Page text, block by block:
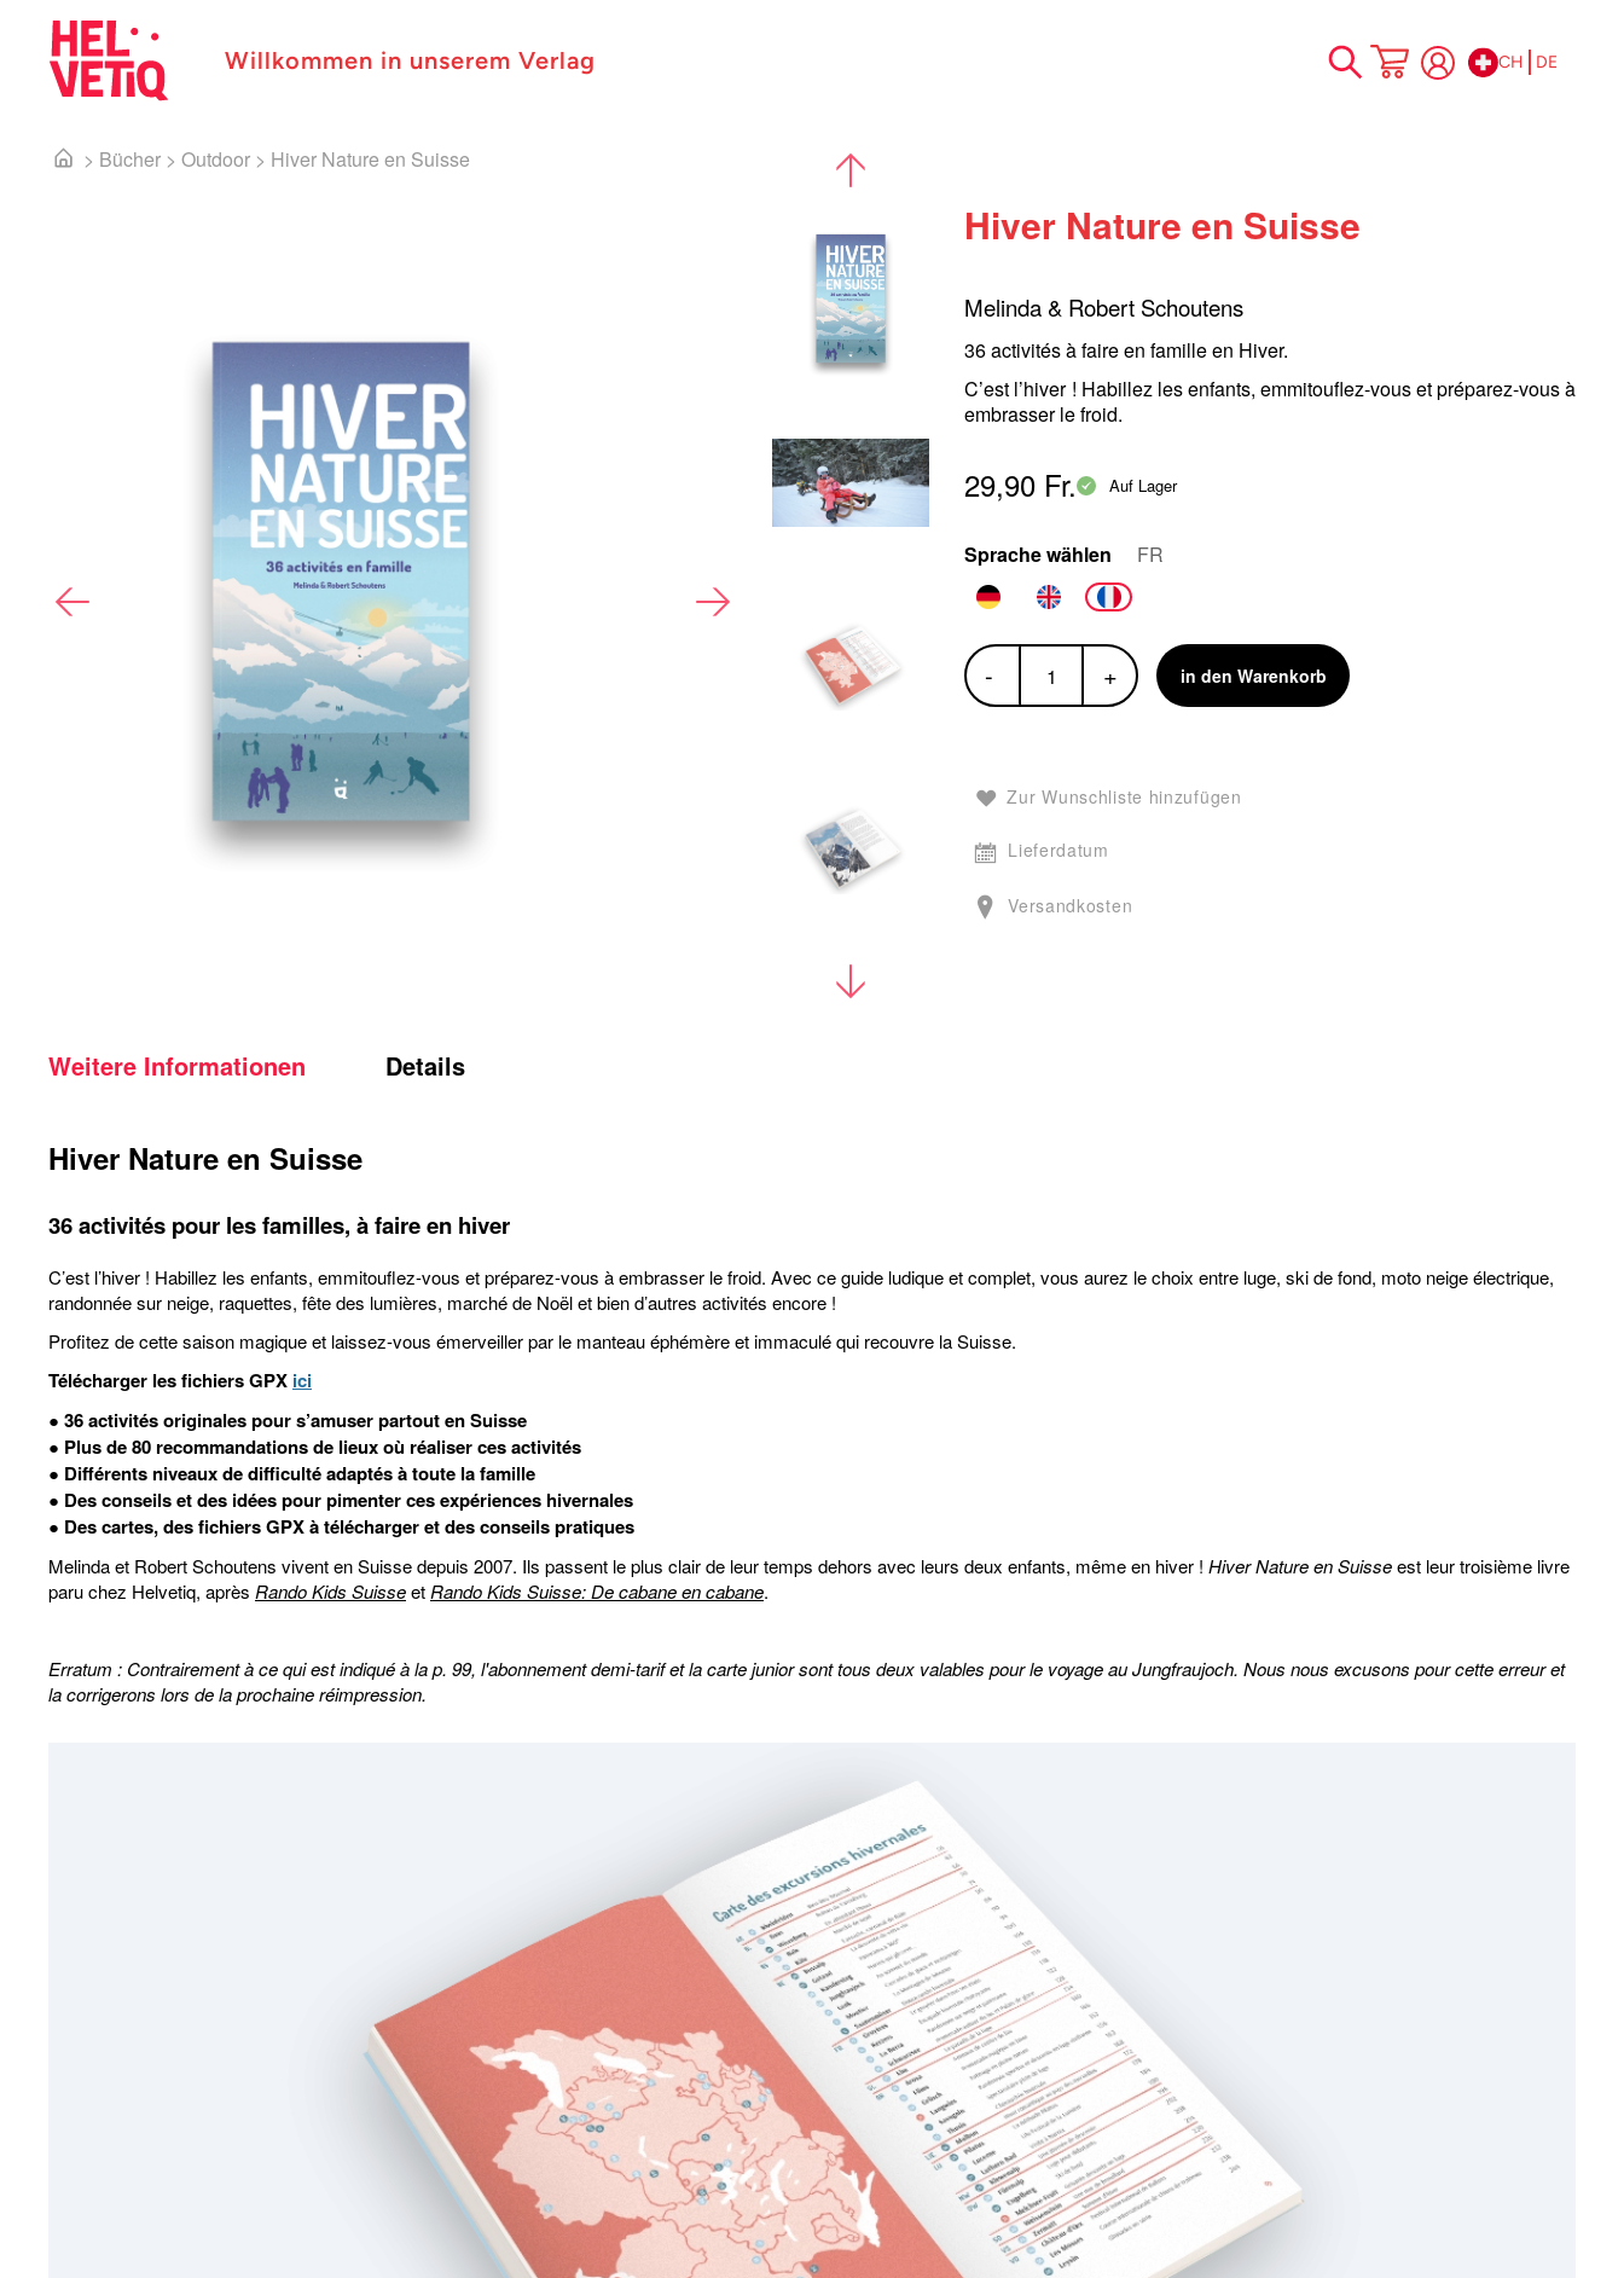
Willkommen in unserem Verlag
Zum
CH DE
> Bücher > Outdoor > Hiver Nature en Suisse
Hiver Nature en Suisse
Melinda & Robert Schoutens
36 activités à faire en famille en Hiver.
C’est l’hiver ! Habillez les enfants, emmitouflez-vous et préparez-vous à
embrasser le froid.
29,90 Fr. Auf Lager
Sprache wählen FR
- + in den Warenkorb
Zur Wunschliste hinzufügen
Lieferdatum
Versandkosten
Weitere Informationen
Hiver Nature en Suisse
36 activités pour les familles, à faire en hiver
C’est l’hiver ! Habillez les enfants, emmitouflez-vous et préparez-vous à embrasser le froid. Avec ce guide ludique et complet, vous aurez le choix entre luge, ski de fond, moto neige électrique,
randonnée sur neige, raquettes, fête des lumières, marché de Noël et bien d’autres activités encore !
Profitez de cette saison magique et laissez-vous émerveiller par le manteau éphémère et immaculé qui recouvre la Suisse.
Télécharger les fichiers GPX ici
● 36 activités originales pour s’amuser partout en Suisse
● Plus de 80 recommandations de lieux où réaliser ces activités
● Différents niveaux de difficulté adaptés à toute la famille
● Des conseils et des idées pour pimenter ces expériences hivernales
● Des cartes, des fichiers GPX à télécharger et des conseils pratiques
Melinda et Robert Schoutens vivent en Suisse depuis 2007. Ils passent le plus clair de leur temps dehors avec leurs deux enfants, même en hiver ! Hiver Nature en Suisseest leur troisième livre
paru chez Helvetiq, après Rando Kids Suisseet Rando Kids Suisse: De cabane en cabane.
Erratum : Contrairement à ce qui est indiqué à la p. 99, l'abonnement demi-tarif et la carte junior sont tous deux valables pour le voyage au Jungfraujoch. Nous nous excusons pour cette erreur et
la corrigerons lors de la prochaine réimpression.
Details